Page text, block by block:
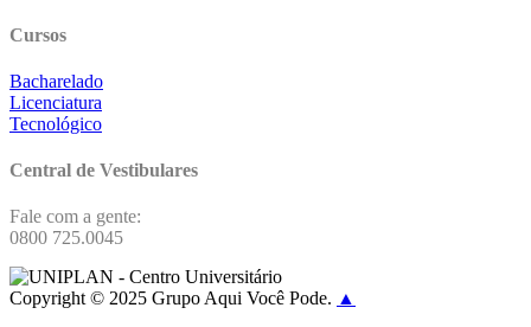
Cursos
Bacharelado
Licenciatura
Tecnológico
Central de Vestibulares
Fale com a gente:
0800 725.0045
Copyright © 2025 Grupo Aqui Você Pode. ▲